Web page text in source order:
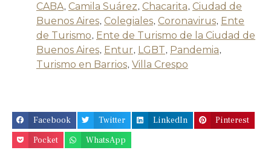
CABA, Camila Suárez, Chacarita, Ciudad de
Buenos Aires, Colegiales, Coronavirus, Ente
de Turismo, Ente de Turismo de la Ciudad de
Buenos Aires, Entur, LGBT, Pandemia,
Turismo en Barrios, Villa Crespo
Facebook Twitter LinkedIn
Pinterest
Pocket
WhatsApp